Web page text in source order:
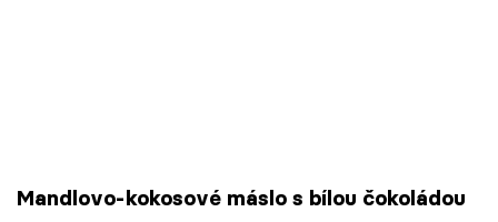
Mandlovo-kokosové máslo s bílou čokoládou